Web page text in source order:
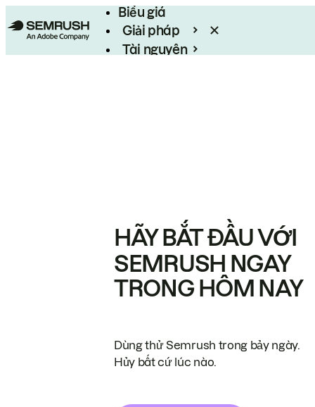
Biểu giá
Giải pháp
Tài nguyên
HÃY BẮT ĐẦU VỚI
SEMRUSH NGAY
TRONG HÔM NAY
Dùng thử Semrush trong bảy ngày.
Hủy bất cứ lúc nào.